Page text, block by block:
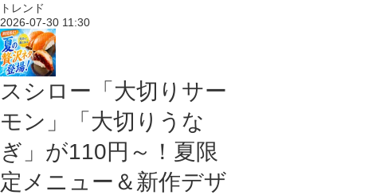
トレンド
2026-07-30 11:30
スシロー「大切りサー
モン」「大切りうな
ぎ」が110円～！夏限
定メニュー＆新作デザ